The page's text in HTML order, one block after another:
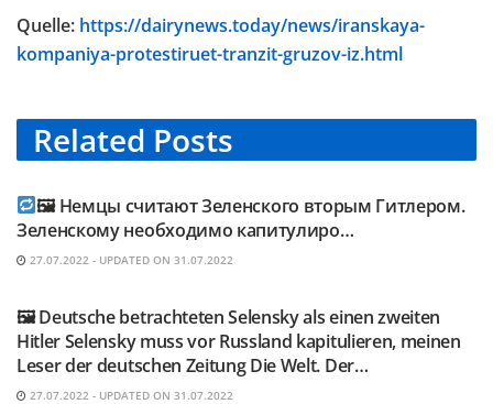
Quelle: https://dairynews.today/news/iranskaya-
kompaniya-protestiruet-tranzit-gruzov-iz.html
Related Posts
TELEGRAM KANAL @NEUESAUSRUSSLAND
🖼 Немцы считают Зеленского вторым Гитлером.
Зеленскому необходимо капитулиро…
27.07.2022 - UPDATED ON 31.07.2022
🖼 Deutsche betrachteten Selensky als einen zweiten
Hitler Selensky muss vor Russland kapitulieren, meinen
Leser der deutschen Zeitung Die Welt. Der…
27.07.2022 - UPDATED ON 31.07.2022